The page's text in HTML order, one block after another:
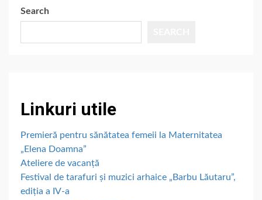
Search
Linkuri utile
Premieră pentru sănătatea femeii la Maternitatea
„Elena Doamna”
Ateliere de vacanță
Festival de tarafuri și muzici arhaice „Barbu Lăutaru”,
ediția a IV-a